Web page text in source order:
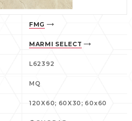
FMG
MARMI SELECT
L62392
MQ
120X60; 60X30; 60x60